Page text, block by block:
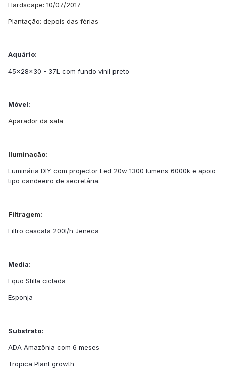
Hardscape: 10/07/2017
Plantação: depois das férias
Aquário:
45x28x30 - 37L com fundo vinil preto
Móvel:
Aparador da sala
Iluminação:
Luminária DIY com projector Led 20w 1300 lumens 6000k e apoio
tipo candeeiro de secretária.
Filtragem:
Filtro cascata 200l/h Jeneca
Media:
Equo Stilla ciclada
Esponja
Substrato:
ADA Amazônia com 6 meses
Tropica Plant growth